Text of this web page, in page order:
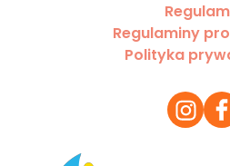
Regulaminy
Polityka